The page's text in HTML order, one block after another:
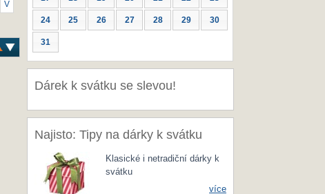
V
24 25 26 27 28 29 30
31
Dárek k svátku se slevou!
Najisto: Tipy na dárky k svátku
Klasické i netradiční dárky k
svátku
více